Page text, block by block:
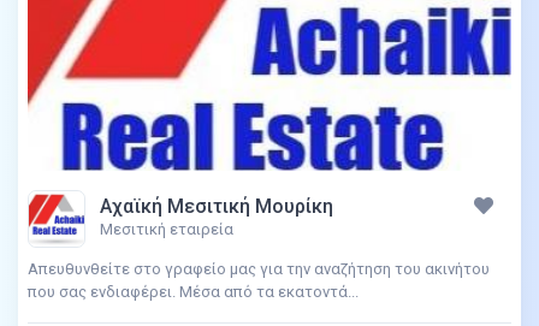
Αχαϊκή Μεσιτική Μουρίκη
Μεσιτική εταιρεία
Απευθυνθείτε στο γραφείο μας για την αναζήτηση του ακινήτου
που σας ενδιαφέρει. Μέσα από τα εκατοντά...